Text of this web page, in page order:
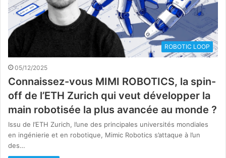
ROBOTIC LOOP
05/12/2025
Connaissez-vous MIMI ROBOTICS, la spin-
off de l’ETH Zurich qui veut développer la
main robotisée la plus avancée au monde ?
Issu de l’ETH Zurich, l’une des principales universités mondiales
en ingénierie et en robotique, Mimic Robotics s’attaque à l’un
des…